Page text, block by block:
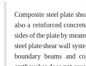
Composite steel plate
also a reinforced
sides of the plate by
steel plate shear wall
boundary beams and